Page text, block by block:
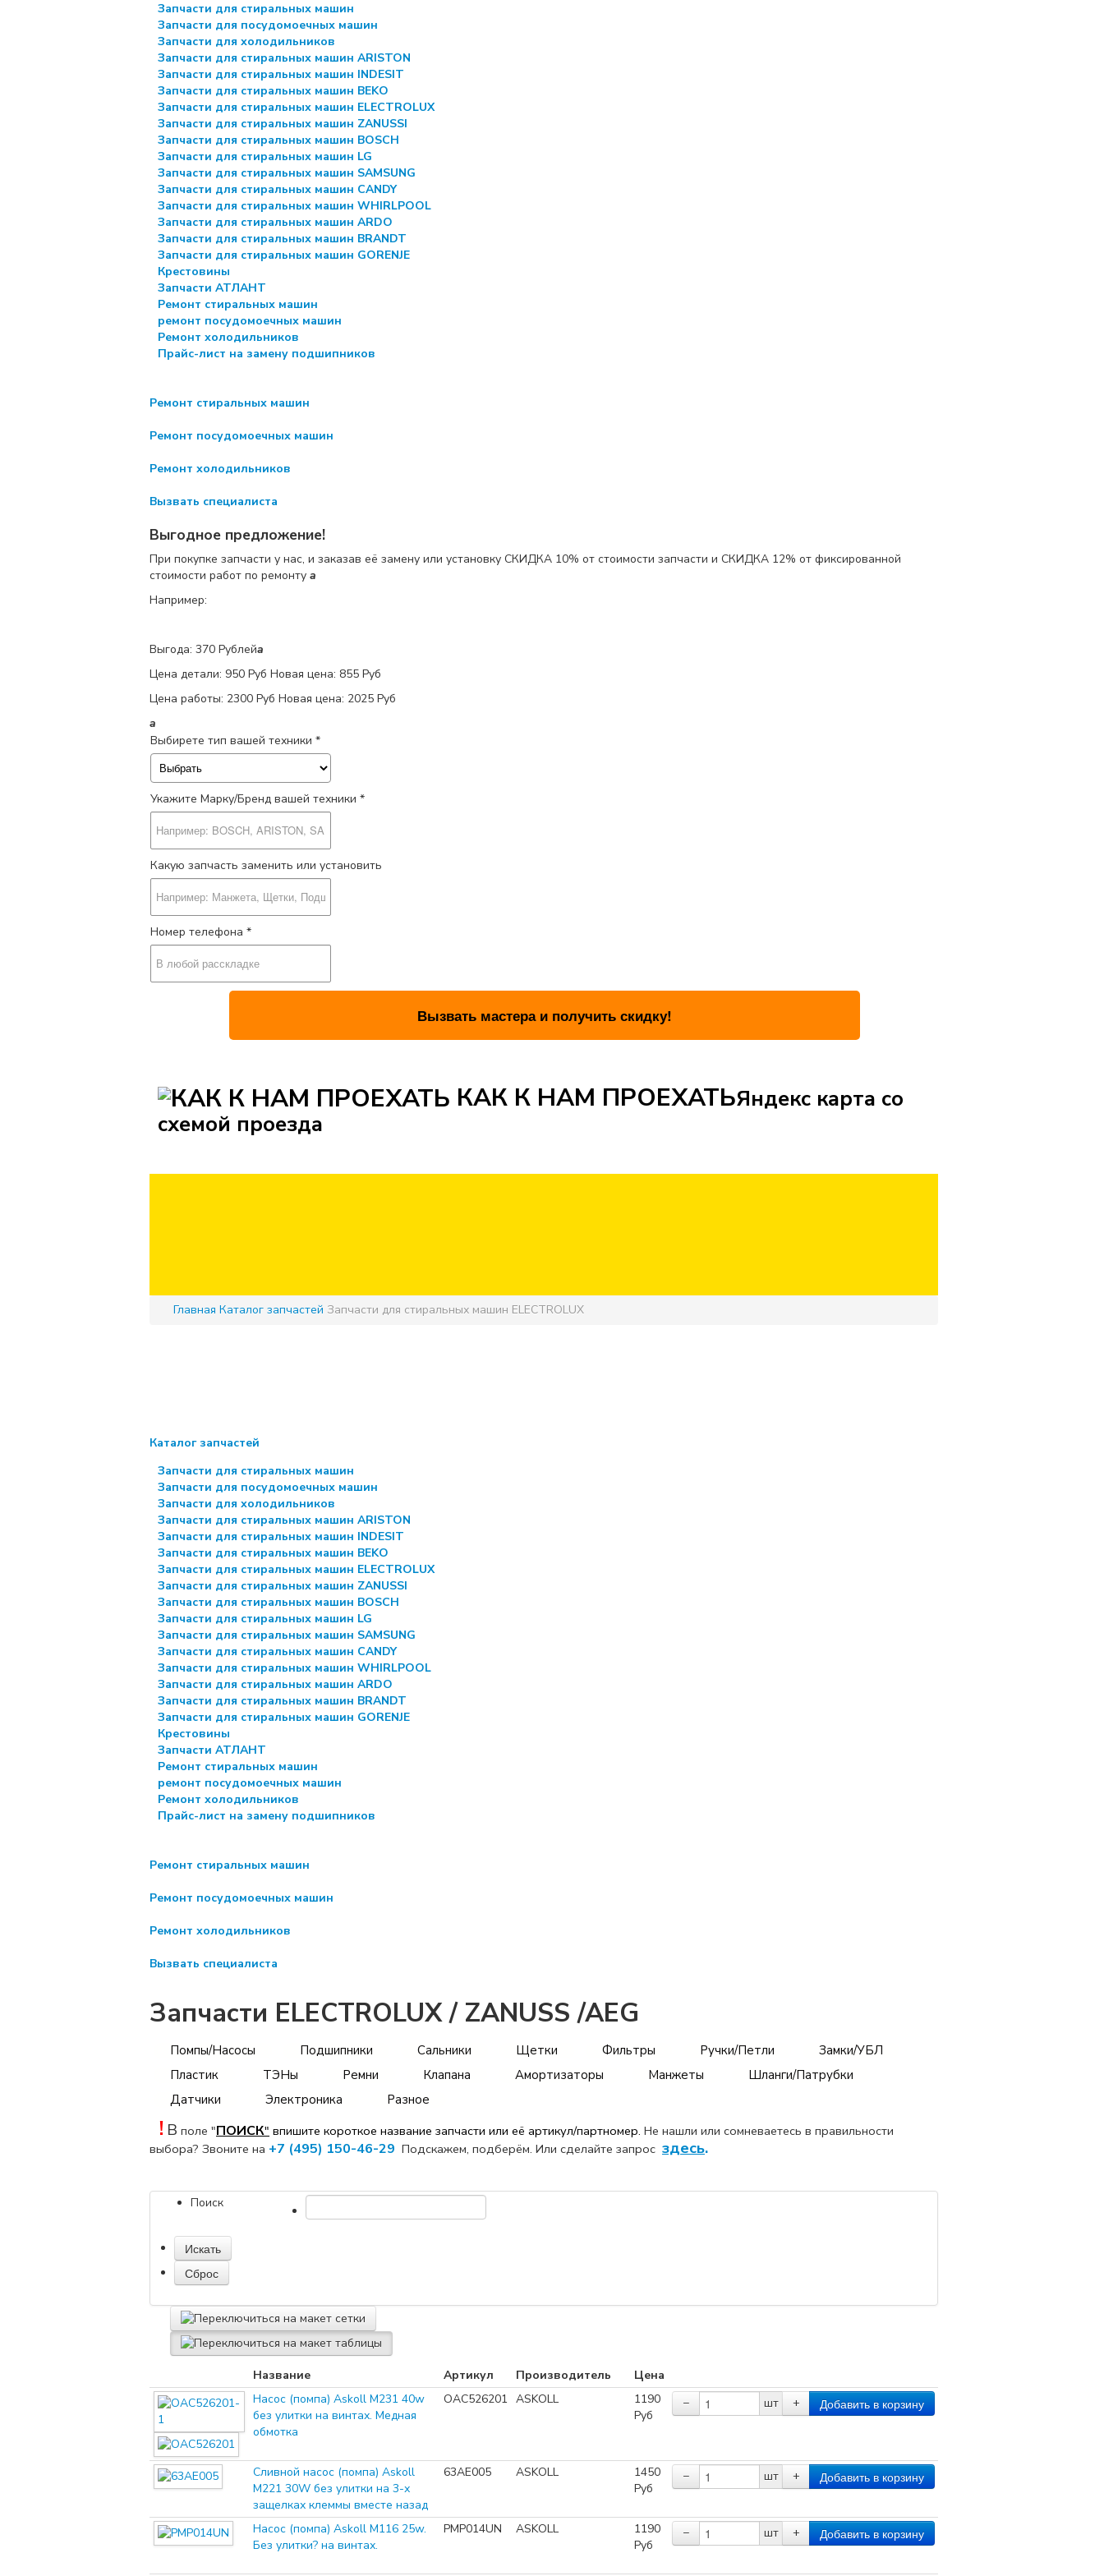
Запчасти для стиральных машин
Запчасти для посудомоечных машин
Запчасти для холодильников
Запчасти для стиральных машин ARISTON
Запчасти для стиральных машин INDESIT
Запчасти для стиральных машин BEKO
Запчасти для стиральных машин ELECTROLUX
Запчасти для стиральных машин ZANUSSI
Запчасти для стиральных машин BOSCH
Запчасти для стиральных машин LG
Запчасти для стиральных машин SAMSUNG
Запчасти для стиральных машин CANDY
Запчасти для стиральных машин WHIRLPOOL
Запчасти для стиральных машин ARDO
Запчасти для стиральных машин BRANDT
Запчасти для стиральных машин GORENJE
Крестовины
Запчасти АТЛАНТ
Ремонт стиральных машин
ремонт посудомоечных машин
Ремонт холодильников
Прайс-лист на замену подшипников
Ремонт стиральных машин
Ремонт посудомоечных машин
Ремонт холодильников
Вызвать специалиста
Выгодное предложение!
При покупке запчасти у нас, и заказав её замену или установку СКИДКА 10% от стоимости запчасти и СКИДКА 12% от фиксированной
стоимости работ по ремонту a
Например:
Выгода: 370 Рублейa
Цена детали: 950 Руб Новая цена: 855 Руб
Цена работы: 2300 Руб Новая цена: 2025 Руб
a
Выбирете тип вашей техники *
Укажите Марку/Бренд вашей техники *
Какую запчасть заменить или установить
Номер телефона *
КАК К НАМ ПРОЕХАТЬЯндекс карта со
схемой проезда
Главная Каталог запчастей Запчасти для стиральных машин ELECTROLUX
Каталог запчастей
Запчасти для стиральных машин
Запчасти для посудомоечных машин
Запчасти для холодильников
Запчасти для стиральных машин ARISTON
Запчасти для стиральных машин INDESIT
Запчасти для стиральных машин BEKO
Запчасти для стиральных машин ELECTROLUX
Запчасти для стиральных машин ZANUSSI
Запчасти для стиральных машин BOSCH
Запчасти для стиральных машин LG
Запчасти для стиральных машин SAMSUNG
Запчасти для стиральных машин CANDY
Запчасти для стиральных машин WHIRLPOOL
Запчасти для стиральных машин ARDO
Запчасти для стиральных машин BRANDT
Запчасти для стиральных машин GORENJE
Крестовины
Запчасти АТЛАНТ
Ремонт стиральных машин
ремонт посудомоечных машин
Ремонт холодильников
Прайс-лист на замену подшипников
Ремонт стиральных машин
Ремонт посудомоечных машин
Ремонт холодильников
Вызвать специалиста
Запчасти ELECTROLUX / ZANUSS /AEG
Помпы/Насосы Подшипники Сальники Щетки Фильтры Ручки/Петли
Замки/УБЛ
Пластик
ТЭНы Ремни Клапана Амортизаторы Манжеты
Шланги/Патрубки
Датчики
Электроника Разное
! В поле "ПОИСК" впишите короткое название запчасти или её артикул/партномер. Не нашли или сомневаетесь в правильности
выбора? Звоните на +7 (495) 150-46-29 Подскажем, подберём. Или сделайте запрос здесь.
Поиск
Название Артикул Производитель
Цена
Насос (помпа) Askoll M231 40w
без улитки на винтах. Медная
обмотка
OAC526201 ASKOLL
1190
Руб
− шт +
Сливной насос (помпа) Askoll
M221 30W без улитки на 3-х
защелках клеммы вместе назад
63AE005 ASKOLL
1450
Руб
− шт +
Насос (помпа) Askoll M116 25w.
Без улитки? на винтах.
PMP014UN ASKOLL
1190
Руб
− шт +